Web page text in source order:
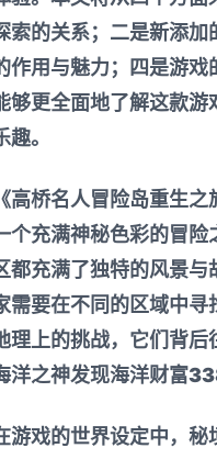
索的关系；二是新添
作用与魅力；四是游
够更全面地了解这款
趣。
《高桥名人冒险岛重生
个充满神秘色彩的冒
都充满了独特的风景
需要在不同的区域中
理上的挑战，它们背后
洋之神发现海洋财富
游戏的世界设定中，